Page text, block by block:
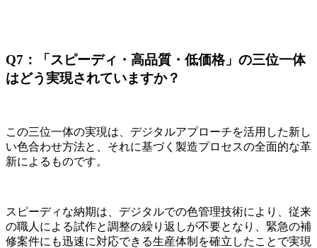
Q7：「スピーディ・高品質・低価格」の三位一体
はどう実現されていますか？
この三位一体の実現は、デジタルアプローチを活用した新し
い色合わせ方法と、それに基づく製造プロセスの全面的な革
新によるものです。
スピーディな納期は、デジタルでの色管理技術により、従来
の職人による試作と調整の繰り返しが不要となり、緊急の補
修案件にも迅速に対応できる生産体制を確立したことで実現